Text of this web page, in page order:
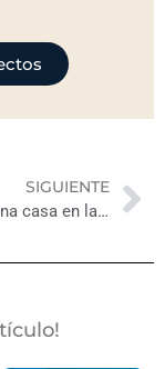
SIGUIENTE
Comprar una casa en la playa: lo que necesitas saber antes de invertir en Yucatán o Quintana Roo